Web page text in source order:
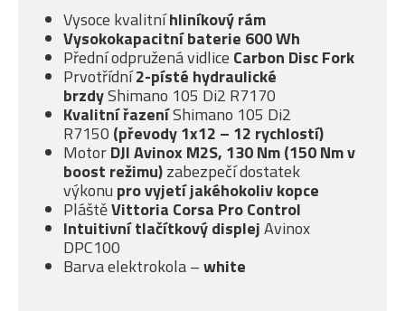
Vysoce kvalitníhliníkový rám
Vysokokapacitní baterie 600 Wh
Přední odpružená vidlice Carbon Disc Fork
Prvotřídní2-písté hydraulické
brzdyShimano 105 Di2 R7170
Kvalitní řazeníShimano 105 Di2
R7150 (převody 1x12 – 12 rychlostí)
MotorDJI Avinox M2S, 130 Nm (150 Nm v
boost režimu)zabezpečí dostatek
výkonu pro vyjetí jakéhokoliv kopce
PláštěVittoria Corsa Pro Control
Intuitivní tlačítkový displejAvinox
DPC100
Barva elektrokola –white